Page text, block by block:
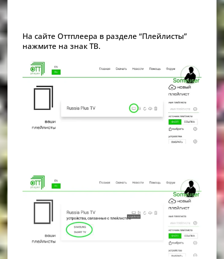
На сайте Оттплеера в разделе “Плейлисты”
нажмите на знак ТВ.